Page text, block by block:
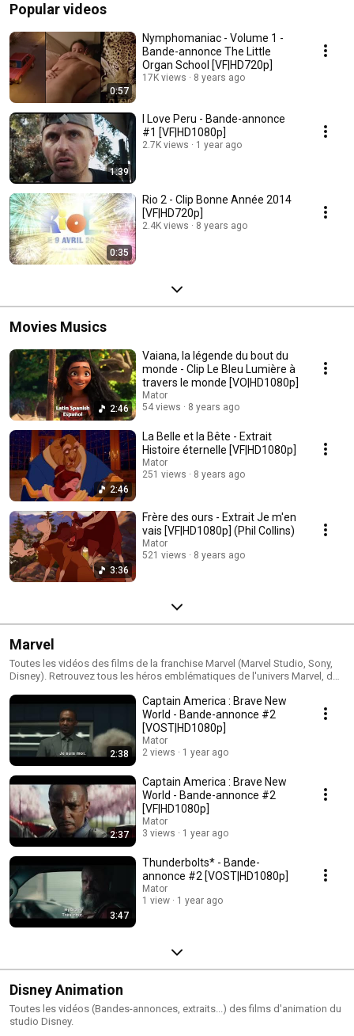
Popular videos
0:57
Nymphomaniac - Volume 1 -
Bande-annonce The Little
Organ School [VF|HD720p]
17K views 8 years ago
1:39
I Love Peru - Bande-annonce
#1 [VF|HD1080p]
2.7K views 1 year ago
0:35
Rio 2 - Clip Bonne Année 2014
[VF|HD720p]
2.4K views 8 years ago
Movies Musics
2:46
Vaiana, la légende du bout du
monde - Clip Le Bleu Lumière à
travers le monde [VO|HD1080p]
Mator
54 views
8 years ago
2:46
La Belle et la Bête - Extrait
Histoire éternelle [VF|HD1080p]
Mator
251 views
8 years ago
3:36
Frère des ours - Extrait Je m'en
vais [VF|HD1080p] (Phil Collins)
Mator
521 views
8 years ago
Marvel
Toutes les vidéos des films de la franchise Marvel (Marvel Studio, Sony,
Disney). Retrouvez tous les héros emblématiques de l'univers Marvel, des
2:38
Captain America : Brave New
World - Bande-annonce #2
[VOST|HD1080p]
Mator
2 views
1 year ago
2:37
Captain America : Brave New
World - Bande-annonce #2
[VF|HD1080p]
Mator
3 views
1 year ago
3:47
Thunderbolts* - Bande-
annonce #2 [VOST|HD1080p]
Mator
1 view
1 year ago
Disney Animation
Toutes les vidéos (Bandes-annonces, extraits...) des films d'animation du
studio Disney.